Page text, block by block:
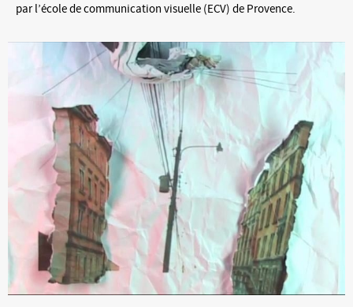
par l’école de communication visuelle (ECV) de Provence.